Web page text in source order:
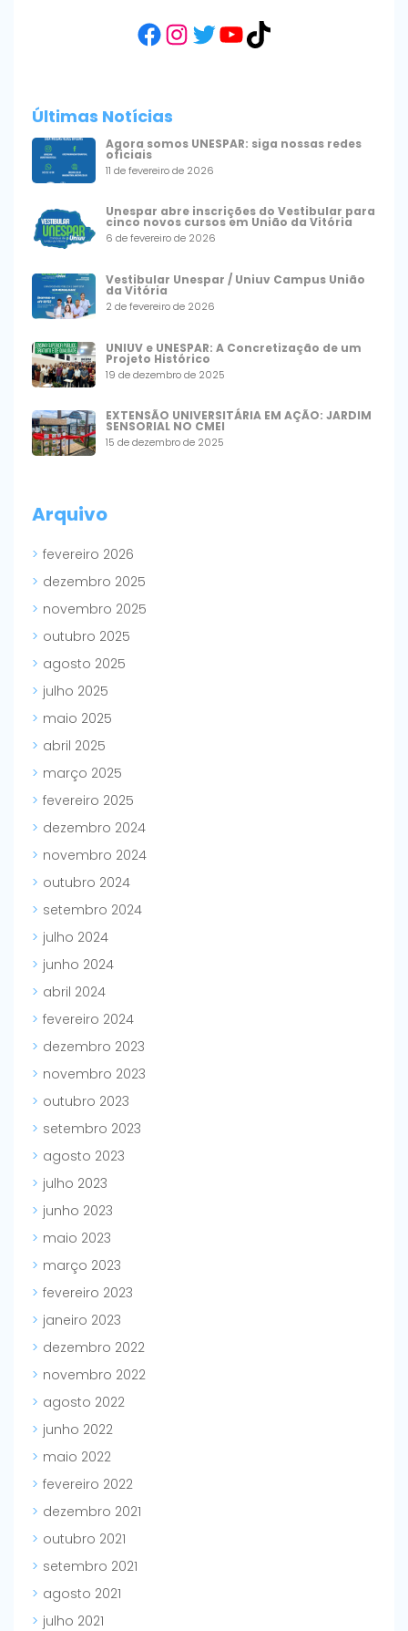
Facebook
Instagram
Twitter
YouTube
TikTok
Últimas Notícias
Agora somos UNESPAR: siga nossas redes
oficiais
11 de fevereiro de 2026
Unespar abre inscrições do Vestibular para
cinco novos cursos em União da Vitória
6 de fevereiro de 2026
Vestibular Unespar / Uniuv Campus União
da Vitória
2 de fevereiro de 2026
UNIUV e UNESPAR: A Concretização de um
Projeto Histórico
19 de dezembro de 2025
EXTENSÃO UNIVERSITÁRIA EM AÇÃO: JARDIM
SENSORIAL NO CMEI
15 de dezembro de 2025
Arquivo
fevereiro 2026
dezembro 2025
novembro 2025
outubro 2025
agosto 2025
julho 2025
maio 2025
abril 2025
março 2025
fevereiro 2025
dezembro 2024
novembro 2024
outubro 2024
setembro 2024
julho 2024
junho 2024
abril 2024
fevereiro 2024
dezembro 2023
novembro 2023
outubro 2023
setembro 2023
agosto 2023
julho 2023
junho 2023
maio 2023
março 2023
fevereiro 2023
janeiro 2023
dezembro 2022
novembro 2022
agosto 2022
junho 2022
maio 2022
fevereiro 2022
dezembro 2021
outubro 2021
setembro 2021
agosto 2021
julho 2021